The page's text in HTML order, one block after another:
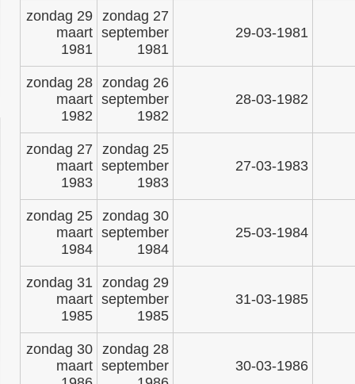
zondag 29
maart
1981
zondag 27
september
1981
29-03-1981
zondag 28
maart
1982
zondag 26
september
1982
28-03-1982
zondag 27
maart
1983
zondag 25
september
1983
27-03-1983
zondag 25
maart
1984
zondag 30
september
1984
25-03-1984
zondag 31
maart
1985
zondag 29
september
1985
31-03-1985
zondag 30
maart
zondag 28
september
30-03-1986